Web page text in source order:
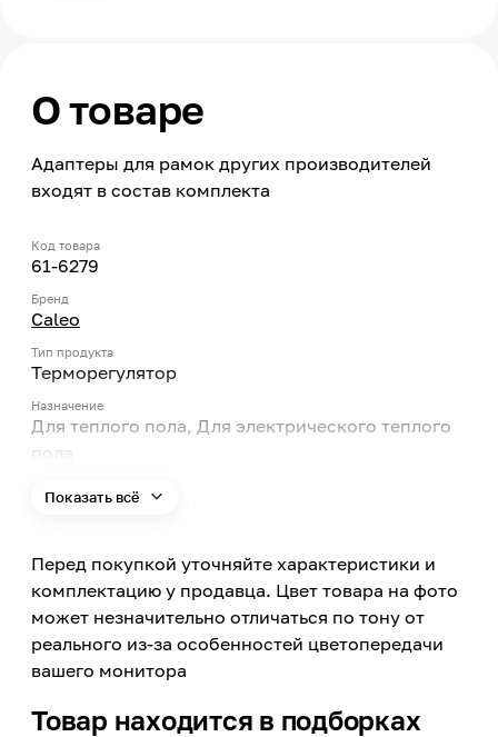
О товаре
Адаптеры для рамок других производителей
входят в состав комплекта
Код товара
61-6279
Бренд
Caleo
Тип продукта
Терморегулятор
Назначение
Для теплого пола, Для электрического теплого
пола
Ручное, Поворотный механизм
Нет
Цифровой дисплей
Нет
Способ установки и монтажа
Встраиваемый
Да
Показать всё
Перед покупкой уточняйте характеристики и
комплектацию у продавца. Цвет товара на фото
может незначительно отличаться по тону от
реального из-за особенностей цветопередачи
вашего монитора
Товар находится в подборках